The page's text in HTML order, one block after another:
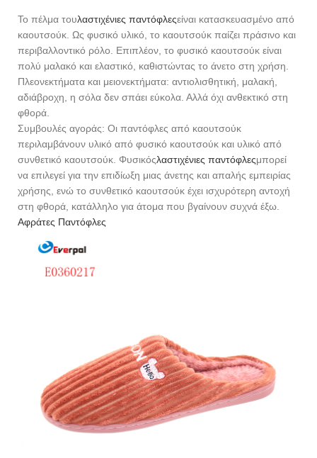
Το πέλμα τουλαστιχένιες παντόφλεςείναι κατασκευασμένο από
καουτσούκ. Ως φυσικό υλικό, το καουτσούκ παίζει πράσινο και
περιβαλλοντικό ρόλο. Επιπλέον, το φυσικό καουτσούκ είναι
πολύ μαλακό και ελαστικό, καθιστώντας το άνετο στη χρήση.
Πλεονεκτήματα και μειονεκτήματα: αντιολισθητική, μαλακή,
αδιάβροχη, η σόλα δεν σπάει εύκολα. Αλλά όχι ανθεκτικό στη
φθορά.
Συμβουλές αγοράς: Οι παντόφλες από καουτσούκ
περιλαμβάνουν υλικό από φυσικό καουτσούκ και υλικό από
συνθετικό καουτσούκ. Φυσικόςλαστιχένιες παντόφλεςμπορεί
να επιλεγεί για την επιδίωξη μιας άνετης και απαλής εμπειρίας
χρήσης, ενώ το συνθετικό καουτσούκ έχει ισχυρότερη αντοχή
στη φθορά, κατάλληλο για άτομα που βγαίνουν συχνά έξω.
Αφράτες Παντόφλες